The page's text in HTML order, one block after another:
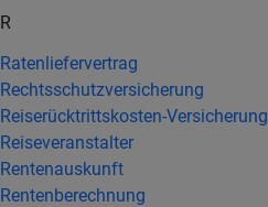
R
Ratenliefervertrag
Rechtsschutzversicherung
Reiserücktrittskosten-Versicherung
Reiseveranstalter
Rentenauskunft
Rentenberechnung